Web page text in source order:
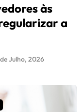
às
a
Julho, 2026